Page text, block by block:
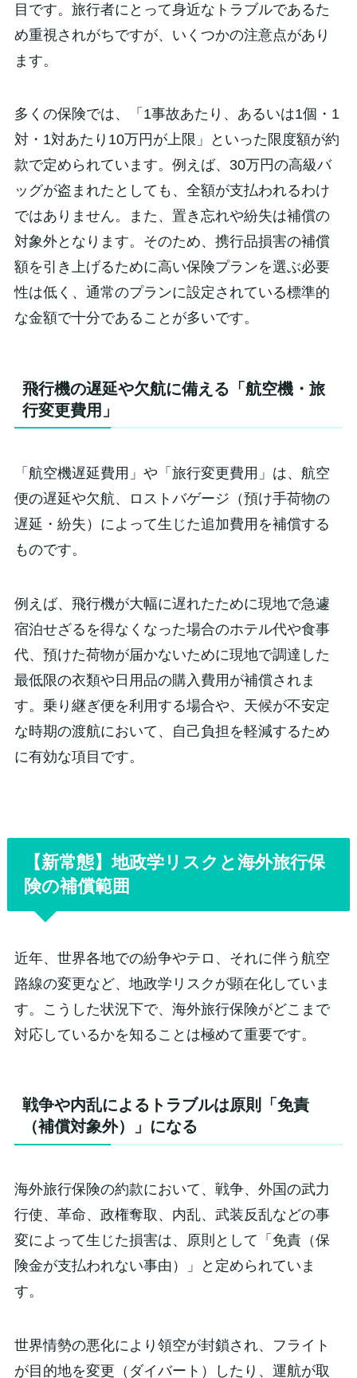
目です。旅行者にとって身近なトラブルであるた
め重視されがちですが、いくつかの注意点があり
ます。
多くの保険では、「1事故あたり、あるいは1個・1
対・1対あたり10万円が上限」といった限度額が約
款で定められています。例えば、30万円の高級バ
ッグが盗まれたとしても、全額が支払われるわけ
ではありません。また、置き忘れや紛失は補償の
対象外となります。そのため、携行品損害の補償
額を引き上げるために高い保険プランを選ぶ必要
性は低く、通常のプランに設定されている標準的
な金額で十分であることが多いです。
飛行機の遅延や欠航に備える「航空機・旅
行変更費用」
「航空機遅延費用」や「旅行変更費用」は、航空
便の遅延や欠航、ロストバゲージ（預け手荷物の
遅延・紛失）によって生じた追加費用を補償する
ものです。
例えば、飛行機が大幅に遅れたために現地で急遽
宿泊せざるを得なくなった場合のホテル代や食事
代、預けた荷物が届かないために現地で調達した
最低限の衣類や日用品の購入費用が補償されま
す。乗り継ぎ便を利用する場合や、天候が不安定
な時期の渡航において、自己負担を軽減するため
に有効な項目です。
【新常態】地政学リスクと海外旅行保
険の補償範囲
近年、世界各地での紛争やテロ、それに伴う航空
路線の変更など、地政学リスクが顕在化していま
す。こうした状況下で、海外旅行保険がどこまで
対応しているかを知ることは極めて重要です。
戦争や内乱によるトラブルは原則「免責
（補償対象外）」になる
海外旅行保険の約款において、戦争、外国の武力
行使、革命、政権奪取、内乱、武装反乱などの事
変によって生じた損害は、原則として「免責（保
険金が支払われない事由）」と定められていま
す。
世界情勢の悪化により領空が封鎖され、フライト
が目的地を変更（ダイバート）したり、運航が取